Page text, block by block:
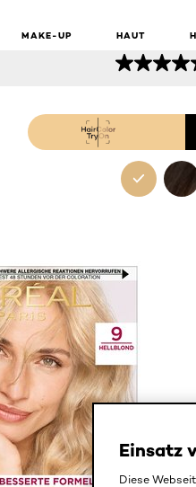
MAKE-UP HAUT
9 SEHR
Einsatz
Diese